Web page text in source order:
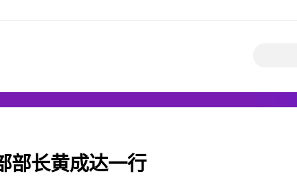
部长黄成达一行